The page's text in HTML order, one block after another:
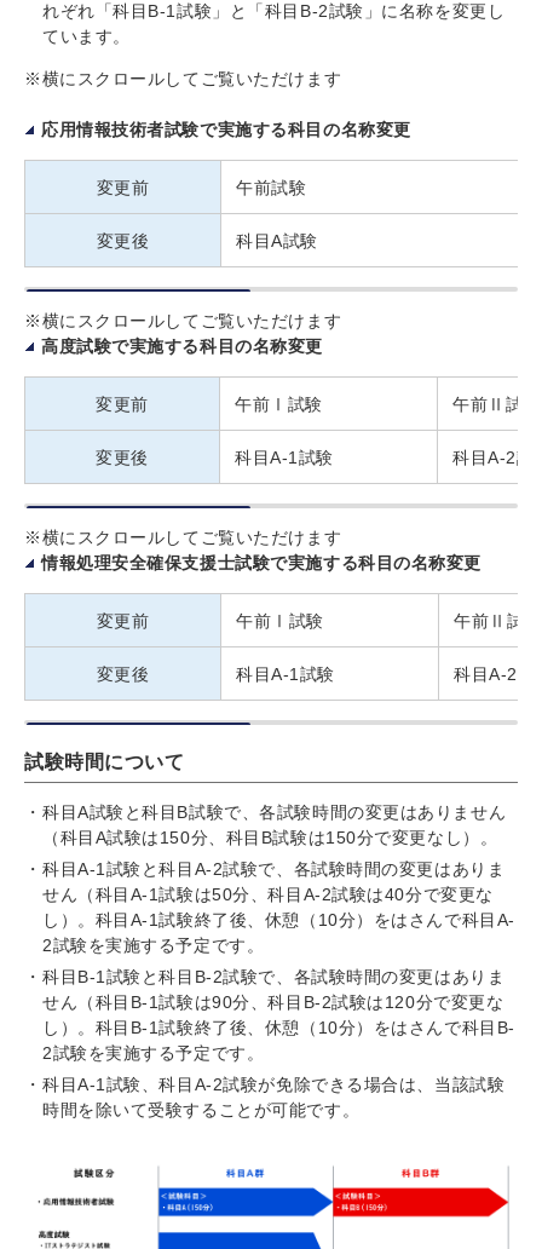
れぞれ「科目B-1試験」と「科目B-2試験」に名称を変更し
ています。
※横にスクロールしてご覧いただけます
応用情報技術者試験で実施する科目の名称変更
変更前 午前試験
変更後 科目A試験
※横にスクロールしてご覧いただけます
高度試験で実施する科目の名称変更
変更前 午前Ⅰ試験 午前Ⅱ試験
変更後 科目A-1試験 科目A-2試
※横にスクロールしてご覧いただけます
情報処理安全確保支援士試験で実施する科目の名称変更
変更前 午前Ⅰ試験 午前Ⅱ試験
変更後 科目A-1試験 科目A-2試
試験時間について
科目A試験と科目B試験で、各試験時間の変更はありません
（科目A試験は150分、科目B試験は150分で変更なし）。
科目A-1試験と科目A-2試験で、各試験時間の変更はありま
せん（科目A-1試験は50分、科目A-2試験は40分で変更な
し）。科目A-1試験終了後、休憩（10分）をはさんで科目A-
2試験を実施する予定です。
科目B-1試験と科目B-2試験で、各試験時間の変更はありま
せん（科目B-1試験は90分、科目B-2試験は120分で変更な
し）。科目B-1試験終了後、休憩（10分）をはさんで科目B-
2試験を実施する予定です。
科目A-1試験、科目A-2試験が免除できる場合は、当該試験
時間を除いて受験することが可能です。